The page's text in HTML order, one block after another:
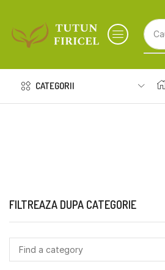
CATEGORII
FILTREAZA DUPA CATEGORIE